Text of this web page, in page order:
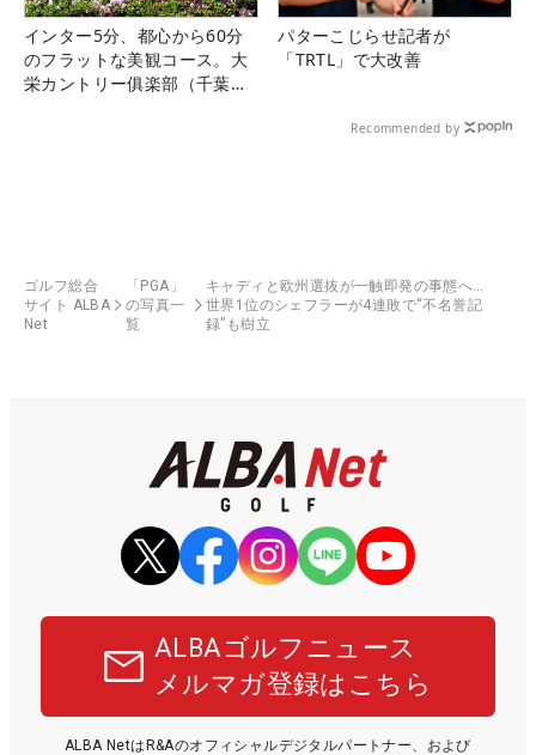
インター5分、都心から60分
のフラットな美観コース。大
栄カントリー俱楽部（千葉
パターこじらせ記者が
「TRTL」で大改善
Recommended by
ゴルフ総合
サイト ALBA
Net
「PGA」
の写真一
覧
キャディと欧州選抜が一触即発の事態へ…
世界1位のシェフラーが4連敗で“不名誉記
録”も樹立
ALBAゴルフニュース
メルマガ登録はこちら
ALBA NetはR&Aのオフィシャルデジタルパートナー、および